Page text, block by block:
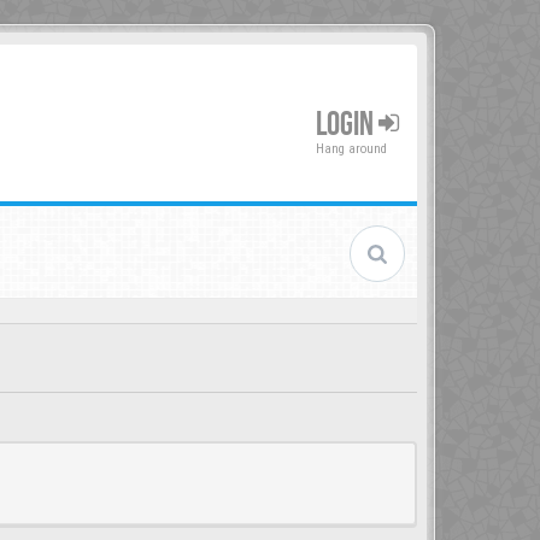
LOGIN
Hang around